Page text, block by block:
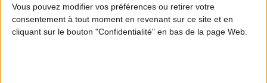
Vous pouvez modifier vos préférences ou retirer votre
consentement à tout moment en revenant sur ce site et en
cliquant sur le bouton "Confidentialité" en bas de la page Web.